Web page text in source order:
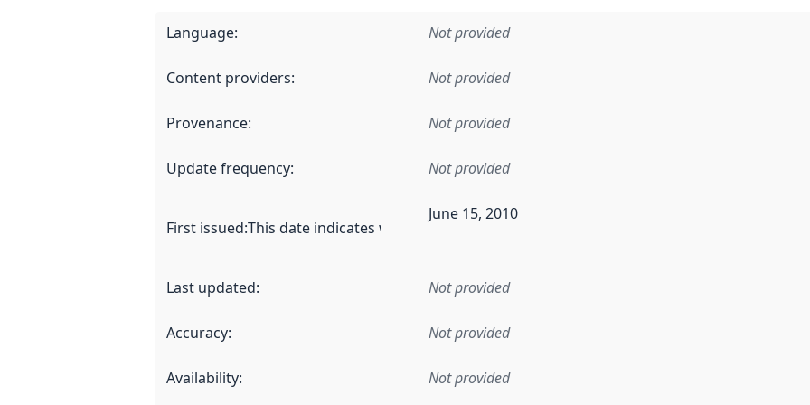
Language: Not provided
Content providers: Not provided
Provenance: Not provided
Update frequency: Not provided
First issued:This date indicates when the data in this dataset was first released. It may have
June 15, 2010
Last updated: Not provided
Accuracy: Not provided
Availability: Not provided